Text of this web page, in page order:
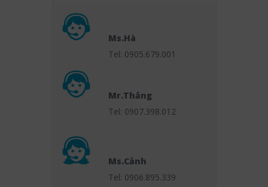
Ms.Hà
Tel: 0905.679.001
Mr.Thắng
Tel: 0907.398.012
Ms.Cảnh
Tel: 0906.895.339